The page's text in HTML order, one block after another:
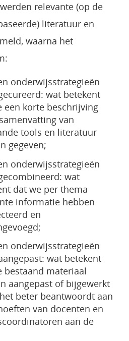
relevante (op de
literatuur en
waarna het
onderwijsstrategieën
wat betekent
een korte beschrijving
van
tools en literatuur
gegeven;
onderwijsstrategieën
wat
dat we per thema
informatie hebben
en
onderwijsstrategieën
wat betekent
bestaand materiaal
aangepast of bijgewerkt
beter beantwoordt aan
van docenten en
aan de